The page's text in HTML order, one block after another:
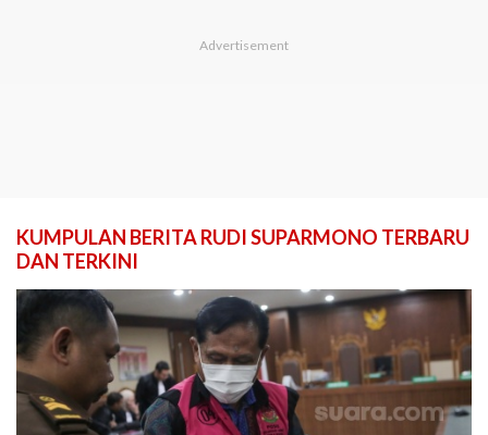
KUMPULAN BERITA RUDI SUPARMONO TERBARU
DAN TERKINI